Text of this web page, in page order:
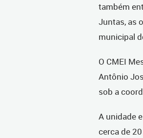
também
Juntas, as
municipal
O CMEI
Antônio
sob a
A unidade
cerca de